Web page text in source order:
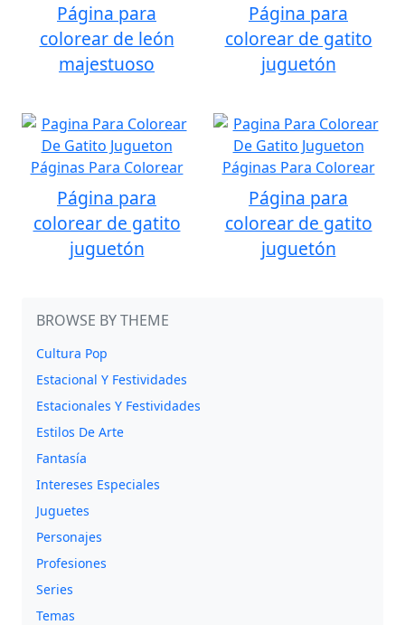
Página para
colorear de león
majestuoso
Página para
colorear de gatito
juguetón
Página para
colorear de gatito
juguetón
Página para
colorear de gatito
juguetón
BROWSE BY THEME
Cultura Pop
Estacional Y Festividades
Estacionales Y Festividades
Estilos De Arte
Fantasía
Intereses Especiales
Juguetes
Personajes
Profesiones
Series
Temas